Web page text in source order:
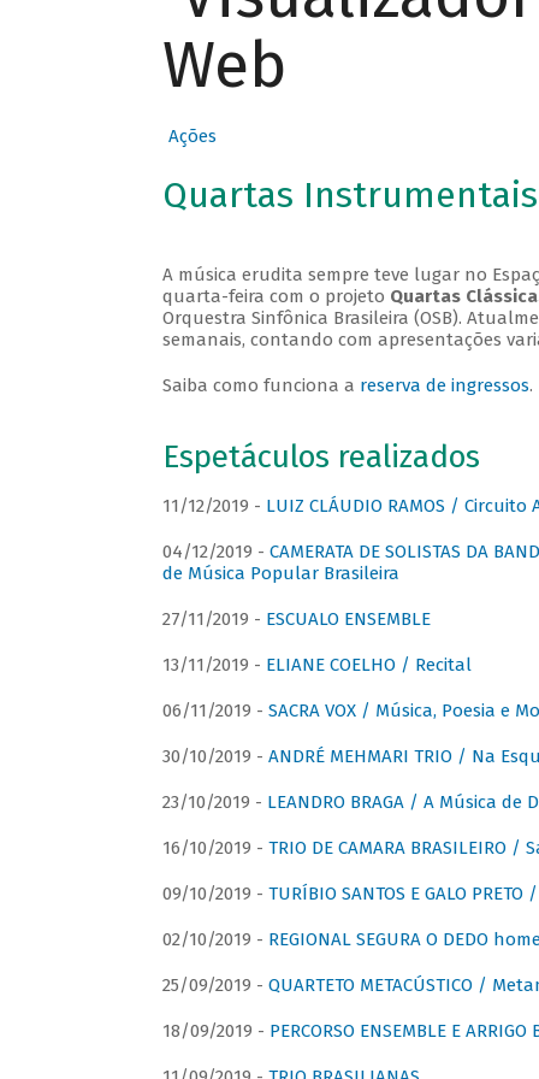
Web
Ações
Quartas
A música erudita sempre teve lugar no
quarta-feira com o projeto Quartas
Orquestra Sinfônica Brasileira (OSB).
semanais, contando com apresentações
Saiba como funciona a reserva de ingressos.
Espetáculos realizados
11/12/2019 - LUIZ CLÁUDIO RAMOS / Circuito
04/12/2019 - CAMERATA DE SOLISTAS DA
de Música Popular Brasileira
27/11/2019 - ESCUALO ENSEMBLE
13/11/2019 - ELIANE COELHO / Recital
06/11/2019 - SACRA VOX / Música, Poesia e
30/10/2019 - ANDRÉ MEHMARI TRIO / Na
23/10/2019 - LEANDRO BRAGA / A Música de
16/10/2019 - TRIO DE CAMARA BRASILEIRO
09/10/2019 - TURÍBIO SANTOS E GALO
02/10/2019 - REGIONAL SEGURA O DEDO
25/09/2019 - QUARTETO METACÚSTICO /
18/09/2019 - PERCORSO ENSEMBLE E